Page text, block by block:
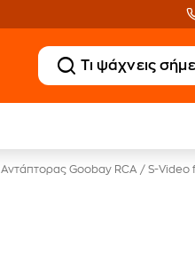
Αντάπτορας Goobay RCA / S-